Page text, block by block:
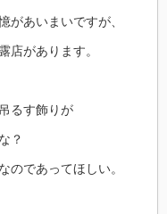
があいまいですが、
店があります。
るす飾りが
？
のであってほしい。